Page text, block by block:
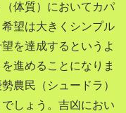
体質）においてカパ
望は大きくシンプル
を達成するというよ
進めることになりま
農民（シュードラ）
しょう。吉凶におい